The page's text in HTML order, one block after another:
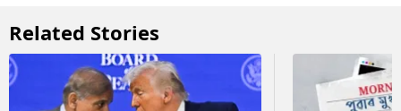
Related Stories